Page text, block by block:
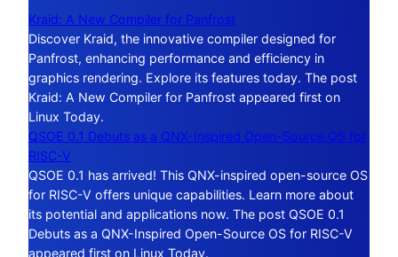
Kraid: A New Compiler for Panfrost
Discover Kraid, the innovative compiler designed for
Panfrost, enhancing performance and efficiency in
graphics rendering. Explore its features today. The post
Kraid: A New Compiler for Panfrost appeared first on
Linux Today.
QSOE 0.1 Debuts as a QNX-Inspired Open-Source OS for
RISC-V
QSOE 0.1 has arrived! This QNX-inspired open-source OS
for RISC-V offers unique capabilities. Learn more about
its potential and applications now. The post QSOE 0.1
Debuts as a QNX-Inspired Open-Source OS for RISC-V
appeared first on Linux Today.